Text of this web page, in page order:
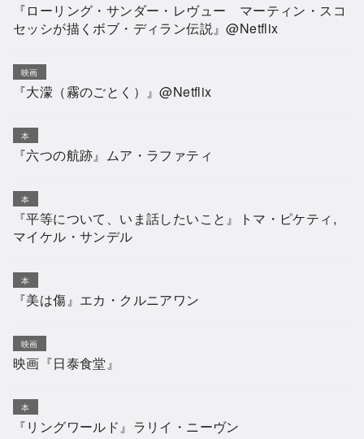
『ローリング・サンダー・レヴュー マーティン・スコ
セッシが描くボブ・ディラン伝説』@Netflix
映画
『大濛（霧のごとく）』@Netflix
本
『六つの航跡』ムア・ラファティ
本
『平等について、いま話したいこと』トマ・ピケティ,
マイケル・サンデル
本
『美は傷』エカ・クルニアワン
映画
映画『日泰食堂』
本
『リングワールド』ラリイ・ニーヴン